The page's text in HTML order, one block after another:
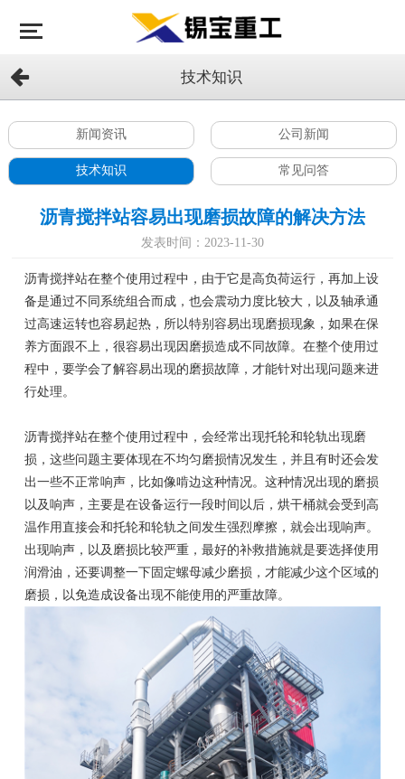
技术知识
新闻资讯 公司新闻
技术知识 常见问答
沥青搅拌站容易出现磨损故障的解决方法
发表时间：2023-11-30
沥青搅拌站在整个使用过程中，由于它是高负荷运行，再加上设
备是通过不同系统组合而成，也会震动力度比较大，以及轴承通
过高速运转也容易起热，所以特别容易出现磨损现象，如果在保
养方面跟不上，很容易出现因磨损造成不同故障。在整个使用过
程中，要学会了解容易出现的磨损故障，才能针对出现问题来进
行处理。
沥青搅拌站在整个使用过程中，会经常出现托轮和轮轨出现磨
损，这些问题主要体现在不均匀磨损情况发生，并且有时还会发
出一些不正常响声，比如像啃边这种情况。这种情况出现的磨损
以及响声，主要是在设备运行一段时间以后，烘干桶就会受到高
温作用直接会和托轮和轮轨之间发生强烈摩擦，就会出现响声。
出现响声，以及磨损比较严重，最好的补救措施就是要选择使用
润滑油，还要调整一下固定螺母减少磨损，才能减少这个区域的
磨损，以免造成设备出现不能使用的严重故障。